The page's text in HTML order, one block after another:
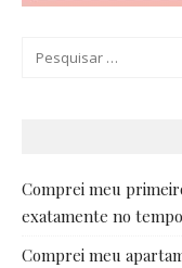
Comprei meu
exatamente no
Comprei meu